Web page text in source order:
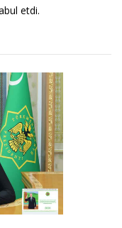
etdi.